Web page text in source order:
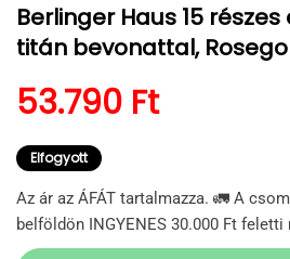
Berlinger Haus 15
titán bevonattal,
Normál ár
53.790 Ft
Elfogyott
Az ár az ÁFÁT tartalmazza. 🚛 A
belföldön INGYENES 30.000 Ft feletti